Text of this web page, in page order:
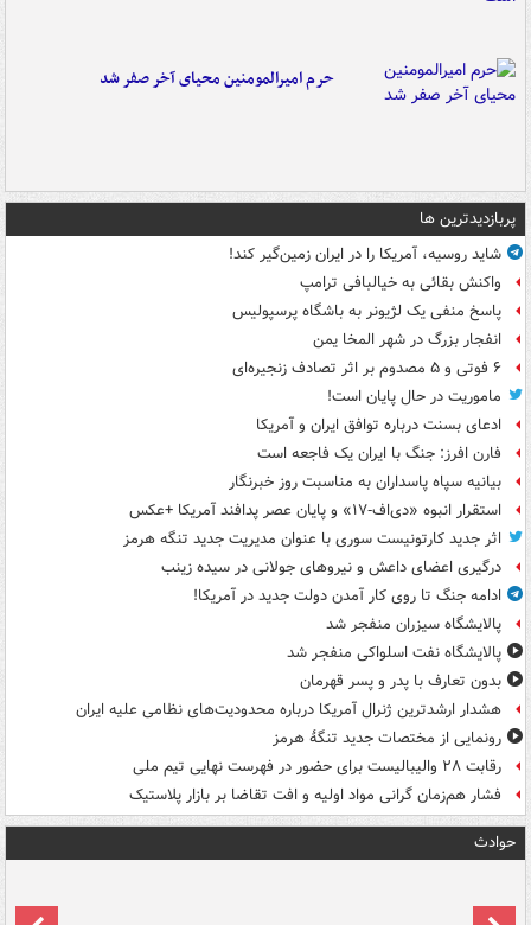
حرم امیرالمومنین محیای آخر صفر شد
پربازدیدترین ها
شاید روسیه، آمریکا را در ایران زمین‌گیر کند!
واکنش بقائی به خیالبافی ترامپ
پاسخ منفی یک لژیونر به باشگاه پرسپولیس
انفجار بزرگ در شهر المخا یمن
۶ فوتی و ۵ مصدوم بر اثر تصادف زنجیره‌ای
ماموریت در حال پایان است!
ادعای بسنت درباره توافق ایران و آمریکا
فارن افرز: جنگ با ایران یک فاجعه است
بیانیه سپاه پاسداران به مناسبت روز خبرنگار
استقرار انبوه «دی‌اف‑۱۷» و پایان عصر پدافند آمریکا +عکس
اثر جدید کارتونیست سوری با عنوان مدیریت جدید تنگه هرمز
درگیری اعضای داعش و نیروهای جولانی در سیده زینب
ادامه جنگ تا روی کار آمدن دولت جدید در آمریکا!
پالایشگاه سیزران منفجر شد
پالایشگاه نفت اسلواکی منفجر شد
بدون تعارف با پدر و پسر قهرمان
هشدار ارشدترین ژنرال آمریکا درباره محدودیت‌های نظامی علیه ایران
رونمایی از مختصات جدید تنگۀ هرمز
رقابت ۲۸ والیبالیست برای حضور در فهرست نهایی تیم ملی
فشار هم‌زمان گرانی مواد اولیه و افت تقاضا بر بازار پلاستیک
حوادث